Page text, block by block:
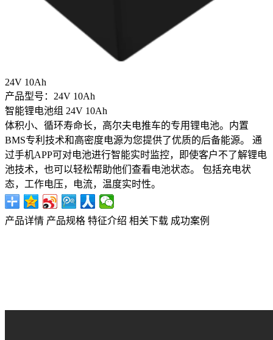
24V 10Ah
产品型号：24V 10Ah
智能锂电池组 24V 10Ah
体积小、循环寿命长，高尔夫电推车的专用锂电池。内置
BMS专利技术和高密度电源为您提供了优质的后备能源。 通
过手机APP可对电池进行智能实时监控，即使客户不了解锂电
池技术，也可以轻松帮助他们查看电池状态。 包括充电状
态，工作电压，电流，温度实时性。
产品详情 产品规格 特征介绍 相关下载 成功案例